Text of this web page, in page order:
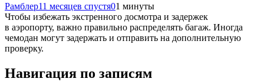
Рамблер11 месяцев спустя01 минуты
Чтобы избежать экстренного досмотра и задержек
в аэропорту, важно правильно распределять багаж. Иногда
чемодан могут задержать и отправить на дополнительную
проверку.
Навигация по записям